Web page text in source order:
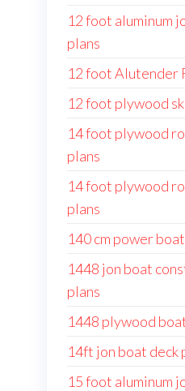
12 foot aluminum
plans
12 foot Alutender
12 foot plywood
14 foot plywood
plans
14 foot plywood
plans
140 cm power
1448 jon boat
plans
1448 plywood
14ft jon boat deck
15 foot aluminum